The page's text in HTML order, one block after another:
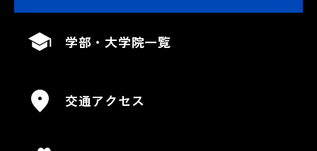
学部・大学院一覧
交通アクセス